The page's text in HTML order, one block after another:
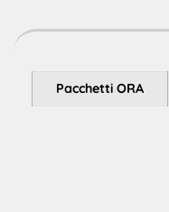
Pacchetti ORA